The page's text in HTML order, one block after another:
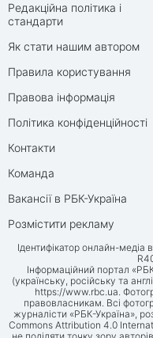
Редакційна політика і
стандарти
Як стати нашим автором
Правила користування
Правова інформація
Політика конфіденційності
Контакти
Команда
Вакансії в РБК-Україна
Розмістити рекламу
Ідентифікатор онлайн-медіа
Інформаційний портал
(українську, російську та
https://www.rbc.ua.
правовласникам. Всі
журналісти «РБК-Україна»,
Commons Attribution 4.0